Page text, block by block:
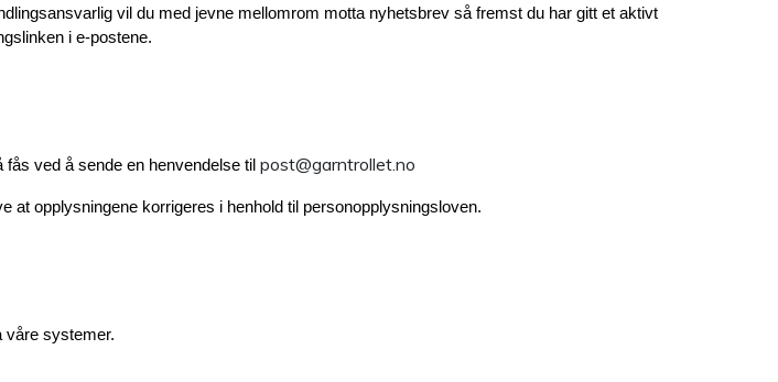
vil du med jevne mellomrom motta nyhetsbrev så fremst du har gitt et aktivt
i e-postene.
ved å sende en henvendelse til post@garntrollet.no
at opplysningene korrigeres i henhold til personopplysningsloven.
våre systemer.